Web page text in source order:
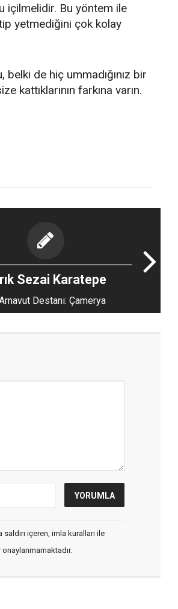
içilmelidir. Bu yöntem ile
yetmediğini çok kolay
de hiç ummadığınız bir
kattıklarının farkına varın.
Sezai Karatepe
Destanı: Çamerya
içeren, imla kuralları ile